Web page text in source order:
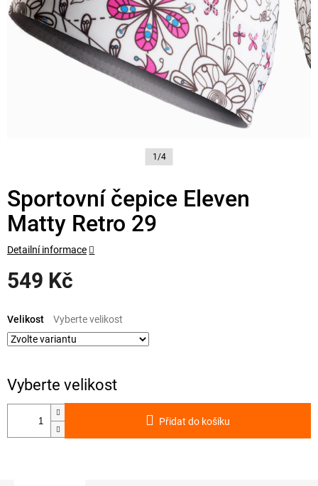
1/4
Sportovní čepice Eleven
Matty Retro 29
549 Kč
cena:
Velikost
Přidat do košíku
Detailní informace